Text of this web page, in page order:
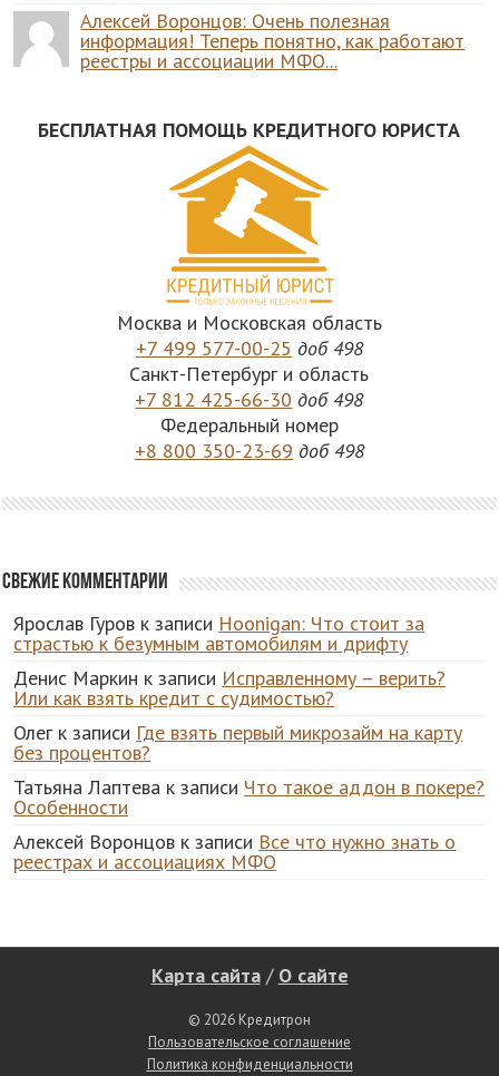
Алексей Воронцов: Очень полезная
информация! Теперь понятно, как работают
реестры и ассоциации МФО...
БЕСПЛАТНАЯ ПОМОЩЬ КРЕДИТНОГО ЮРИСТА
Москва и Московская область
+7 499 577-00-25 доб 498
Санкт-Петербург и область
+7 812 425-66-30 доб 498
Федеральный номер
+8 800 350-23-69 доб 498
Свежие комментарии
Ярослав Гуров к записи Hoonigan: Что стоит за
страстью к безумным автомобилям и дрифту
Денис Маркин к записи Исправленному – верить?
Или как взять кредит с судимостью?
Олегк записи Где взять первый микрозайм на карту
без процентов?
Татьяна Лаптева к записи Что такое аддон в покере?
Особенности
Алексей Воронцов к записи Все что нужно знать о
реестрах и ассоциациях МФО
Карта сайта/ О сайте
© 2026 Кредитрон
Пользовательское соглашение
Политика конфиденциальности